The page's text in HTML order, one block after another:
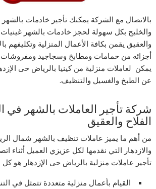
بالاتصال مع الشركة يمكنك تأجير خادمات
والخليج بكل سهولة لحجز خادمات بالشهر
والعقيق يقمن بكافة الأعمال المنزلية وتكليفهم
أجزائه من حمامات ومطابخ وسجاجيد ومفروشات
يمكن لعاملات منزلية من كينيا بالرياض حى
عن الطبخ والغسيل والتنظيف.
شركة تأجير العاملات بالشهر
الفلاح والعقيق
من أهم ما يميز عاملات تنظيف بالشهر شمال
والازدهار التي نقدمها لكل عزيزي العميل أثناء
تأجير عاملات منزلية بالرياض حى الإزدهار هو كل
القيام بأعمال منزلية متعددة تتمثل في